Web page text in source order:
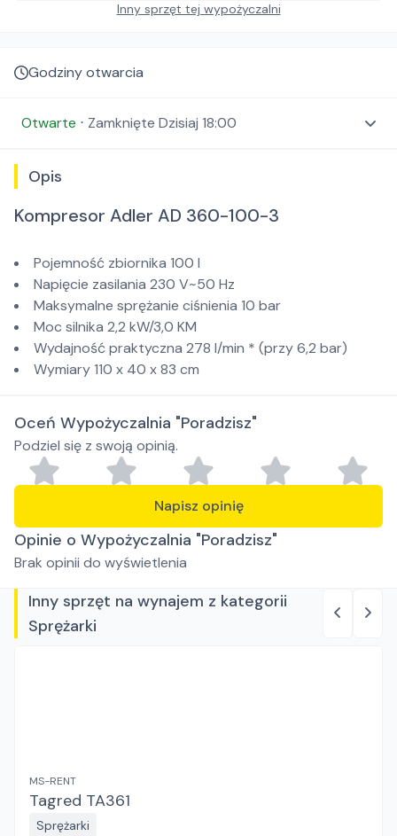
Inny sprzęt tej wypożyczalni
Godziny otwarcia
Otwarte ⋅ Zamknięte Dzisiaj 18:00
Opis
Kompresor Adler AD 360-100-3
Pojemność zbiornika 100 l
Napięcie zasilania 230 V~50 Hz
Maksymalne sprężanie ciśnienia 10 bar
Moc silnika 2,2 kW/3,0 KM
Wydajność praktyczna 278 l/min * (przy 6,2 bar)
Wymiary 110 x 40 x 83 cm
Oceń Wypożyczalnia "Poradzisz"
Podziel się z swoją opinią.
Napisz opinię
Opinie o Wypożyczalnia "Poradzisz"
Brak opinii do wyświetlenia
Inny sprzęt na wynajem z kategorii
Sprężarki
MS-RENT
Tagred TA361
Sprężarki